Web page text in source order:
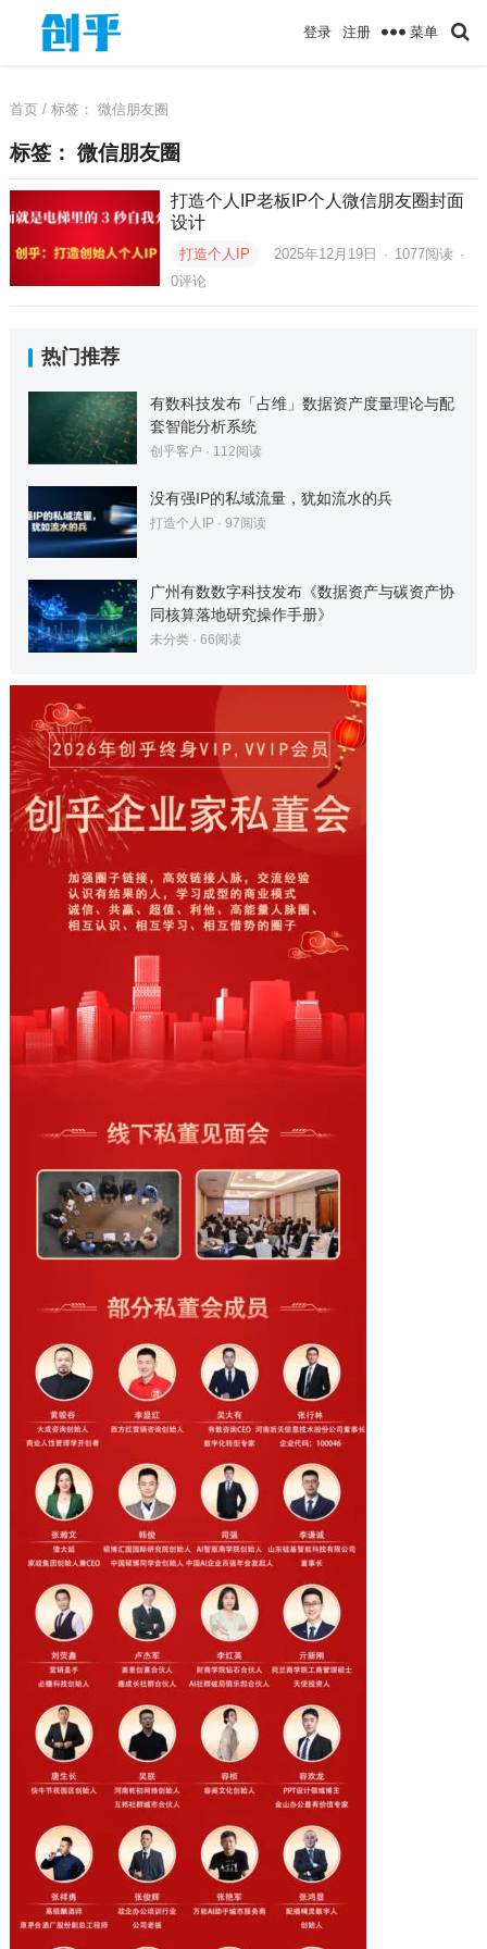
登录 注册 菜单
首页/ 标签： 微信朋友圈
标签： 微信朋友圈
打造个人IP老板IP个人微信朋友圈封面
设计
打造个人IP 2025年12月19日 · 1077阅读 ·
0评论
热门推荐
有数科技发布「占维」数据资产度量理论与配
套智能分析系统
创乎客户 · 112阅读
没有强IP的私域流量，犹如流水的兵
打造个人IP· 97阅读
广州有数数字科技发布《数据资产与碳资产协
同核算落地研究操作手册》
未分类· 66阅读